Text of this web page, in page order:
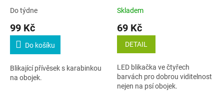
Do týdne
99 Kč
Do košíku
Blikající přívěsek s karabinkou
na obojek.
cm
Skladem
69 Kč
DETAIL
LED blikačka ve čtyřech
barvách pro dobrou viditelnost
nejen na psí obojek.